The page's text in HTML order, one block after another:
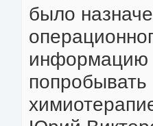
было
информацию